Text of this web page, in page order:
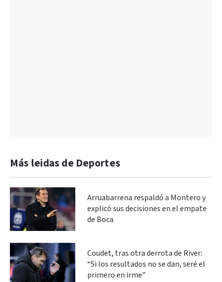
Más leidas de Deportes
Arruabarrena respaldó a Montero y
explicó sus decisiones en el empate
de Boca
Coudet, tras otra derrota de River:
“Si los resultados no se dan, seré el
primero en irme”